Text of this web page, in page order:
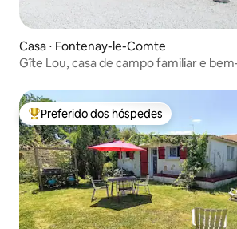
Casa ⋅ Fontenay-le-Comte
Gîte Lou, casa de campo familiar e
Entre os melhores preferidos dos
Preferido dos hóspedes